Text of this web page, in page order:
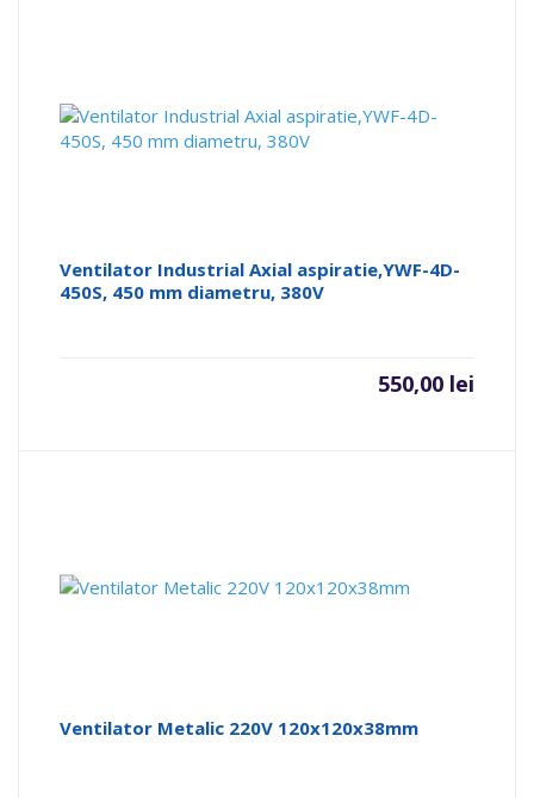
Ventilator Industrial Axial aspiratie,YWF-4D-
450S, 450 mm diametru, 380V
550,00 lei
Ventilator Metalic 220V 120x120x38mm